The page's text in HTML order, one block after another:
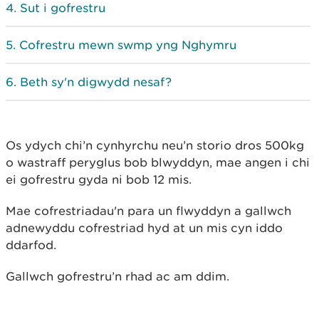
Sut i gofrestru
Cofrestru mewn swmp yng Nghymru
Beth sy'n digwydd nesaf?
Os ydych chi’n cynhyrchu neu’n storio dros 500kg
o wastraff peryglus bob blwyddyn, mae angen i chi
ei gofrestru gyda ni bob 12 mis.
Mae cofrestriadau'n para un flwyddyn a gallwch
adnewyddu cofrestriad hyd at un mis cyn iddo
ddarfod.
Gallwch gofrestru’n rhad ac am ddim.